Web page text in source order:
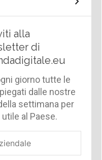
alla
di
giorno tutte le
dalle nostre
settimana per
al Paese.